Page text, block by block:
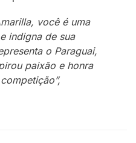
você é uma
indigna de sua
o Paraguai,
paixão e honra